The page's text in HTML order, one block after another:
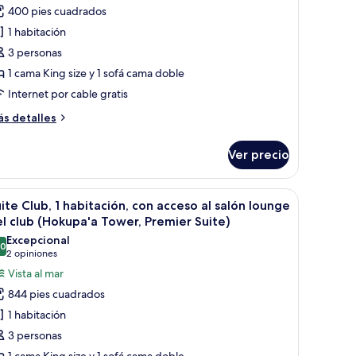
400 pies cuadrados
1 habitación
3 personas
1 cama King size y 1 sofá cama doble
Internet por cable gratis
detalles
Ver precio
en la pared.
cama grande, una mesa de comedor, una silla y vista al océano.
Una habitación de hotel moderna con un
6
Club, 1 habitación, con acceso al salón lounge
club (Hokupa'a Tower, Premier Suite)
de 10
Excepcional
2 opiniones
(2
opiniones)
Vista al mar
844 pies cuadrados
1 habitación
3 personas